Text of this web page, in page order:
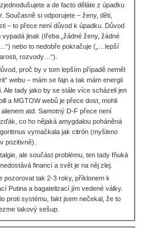
a de facto děláte z úpadku
Současně si odporujete – ženy, děti,
– to přece není důvod k úpadku. Důvod
jinak (třeba „žádné ženy, žádné
nebo to nedobře pokračuje („…lepší
rozvody…“).
proč by v tom lepším případě neměl
webu – mám se fajn a tak mám energii
Ale tady jako by se stále více scházeli jen
a MGTOW webů je přece dost, mohli
atd. Samotný D-F přece není
co ho nějaká amygdalou poháněná
vymačkala jak citrón (myšleno
pozitivně).
ale součást problému, ten tady fňuká
financí a svět je na něj zlej.
pozorovat tak 2-3 roky, příklonem k
Putina a bagatelizací jím vedené války.
proti systému, fakt jsem nečekal, že to
takový sešup.